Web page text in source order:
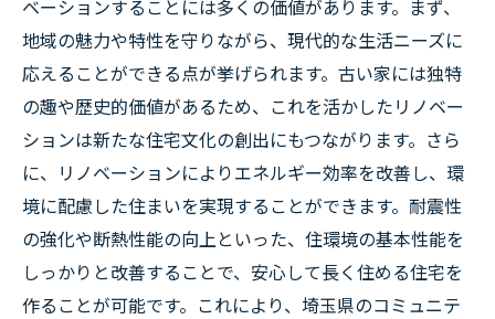
ベーションすることには多くの価値があります。まず、
地域の魅力や特性を守りながら、現代的な生活ニーズに
応えることができる点が挙げられます。古い家には独特
の趣や歴史的価値があるため、これを活かしたリノベー
ションは新たな住宅文化の創出にもつながります。さら
に、リノベーションによりエネルギー効率を改善し、環
境に配慮した住まいを実現することができます。耐震性
の強化や断熱性能の向上といった、住環境の基本性能を
しっかりと改善することで、安心して長く住める住宅を
作ることが可能です。これにより、埼玉県のコミュニテ